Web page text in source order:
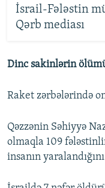
İsrail-Fələstin
Qərb mediası
Dinc sakinlərin
Raket zərbələrində
Qəzzənin Səhiyyə
olmaqla 109
insanın